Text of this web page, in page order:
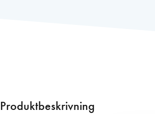
Produktbeskrivning